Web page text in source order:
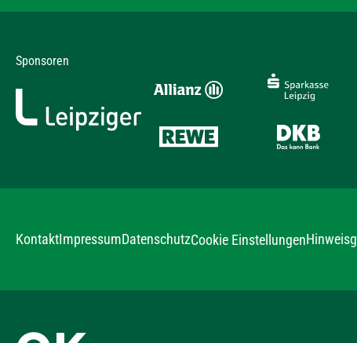
Sponsoren
KontaktImpressumDatenschutzCookie Einstellungen